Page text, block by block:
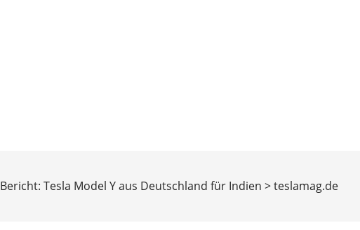
Bericht: Tesla Model Y aus Deutschland für Indien > teslamag.de